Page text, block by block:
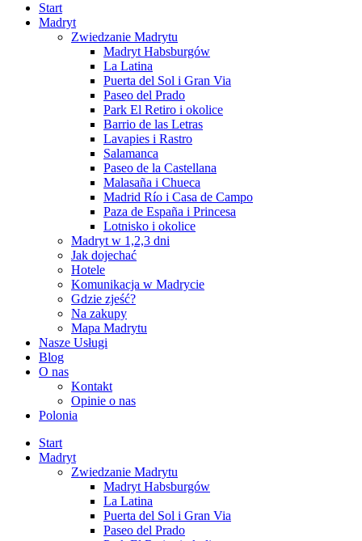
Start
Madryt
Zwiedzanie Madrytu
Madryt Habsburgów
La Latina
Puerta del Sol i Gran Via
Paseo del Prado
Park El Retiro i okolice
Barrio de las Letras
Lavapies i Rastro
Salamanca
Paseo de la Castellana
Malasaña i Chueca
Madrid Río i Casa de Campo
Paza de España i Princesa
Lotnisko i okolice
Madryt w 1,2,3 dni
Jak dojechać
Hotele
Komunikacja w Madrycie
Gdzie zjeść?
Na zakupy
Mapa Madrytu
Nasze Usługi
Blog
O nas
Kontakt
Opinie o nas
Polonia
Start
Madryt
Zwiedzanie Madrytu
Madryt Habsburgów
La Latina
Puerta del Sol i Gran Via
Paseo del Prado